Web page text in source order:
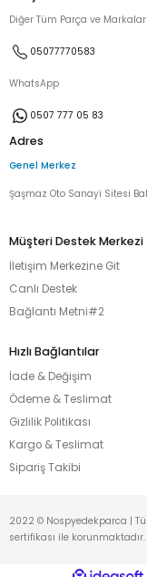
Diğer Tüm Parça ve
05077770583
WhatsApp
0507 777 05 83
Adres
Genel Merkez
Şaşmaz Oto Sanayi Sitesi
Müşteri Destek Merkezi
İletişim Merkezine Git
Canlı Destek
Bağlantı Metni#2
Hızlı Bağlantılar
İade & Değişim
Ödeme & Teslimat
Gizlilik Politikası
Kargo & Teslimat
Sipariş Takibi
2022 © Nospyedekparca |
sertifikası ile korunmaktadır.